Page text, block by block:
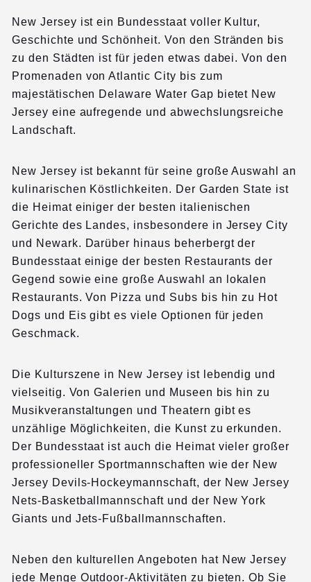
New Jersey ist ein Bundesstaat voller Kultur,
Geschichte und Schönheit. Von den Stränden bis
zu den Städten ist für jeden etwas dabei. Von den
Promenaden von Atlantic City bis zum
majestätischen Delaware Water Gap bietet New
Jersey eine aufregende und abwechslungsreiche
Landschaft.
New Jersey ist bekannt für seine große Auswahl an
kulinarischen Köstlichkeiten. Der Garden State ist
die Heimat einiger der besten italienischen
Gerichte des Landes, insbesondere in Jersey City
und Newark. Darüber hinaus beherbergt der
Bundesstaat einige der besten Restaurants der
Gegend sowie eine große Auswahl an lokalen
Restaurants. Von Pizza und Subs bis hin zu Hot
Dogs und Eis gibt es viele Optionen für jeden
Geschmack.
Die Kulturszene in New Jersey ist lebendig und
vielseitig. Von Galerien und Museen bis hin zu
Musikveranstaltungen und Theatern gibt es
unzählige Möglichkeiten, die Kunst zu erkunden.
Der Bundesstaat ist auch die Heimat vieler großer
professioneller Sportmannschaften wie der New
Jersey Devils-Hockeymannschaft, der New Jersey
Nets-Basketballmannschaft und der New York
Giants und Jets-Fußballmannschaften.
Neben den kulturellen Angeboten hat New Jersey
jede Menge Outdoor-Aktivitäten zu bieten. Ob Sie